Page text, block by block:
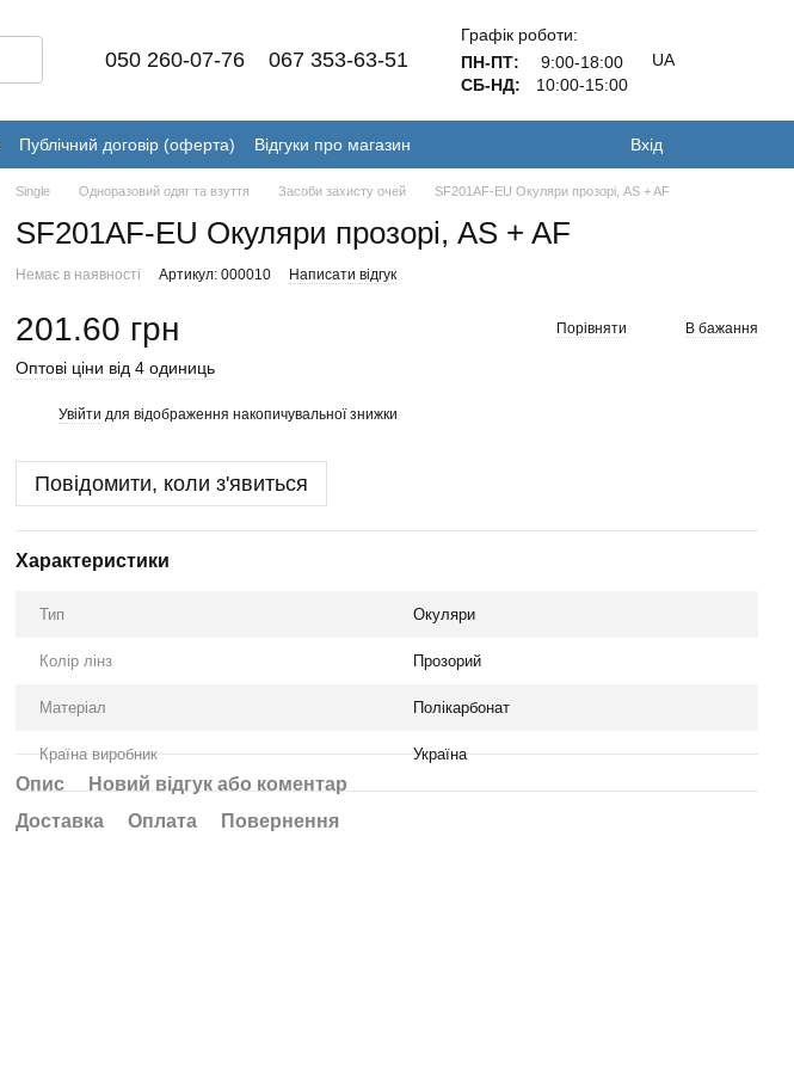
050 260-07-76 067 353-63-51
Графік роботи:
ПН-ПТ:
9:00-18:00
СБ-НД:
10:00-15:00
UA
Публічний договір (оферта) Відгуки про магазин Вхід
Single Одноразовий одяг та взуття Засоби захисту очей SF201AF-EU Окуляри прозорі, AS + AF
SF201AF-EU Окуляри прозорі, AS + AF
Немає в наявності Артикул: 000010 Написати відгук
201.60 грн Порівняти В бажання
Оптові ціни від 4 одиниць
Увійти для відображення накопичувальної знижки
Повідомити, коли з'явиться
Характеристики
Тип Окуляри
Колір лінз Прозорий
Матеріал Полікарбонат
Країна виробник Україна
Опис
Новий відгук або коментар
Доставка
Оплата Повернення